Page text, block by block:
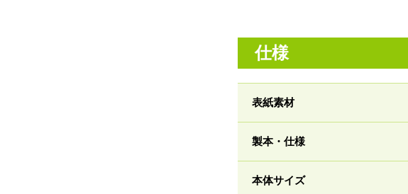
仕様
表紙素材
製本・仕様
本体サイズ